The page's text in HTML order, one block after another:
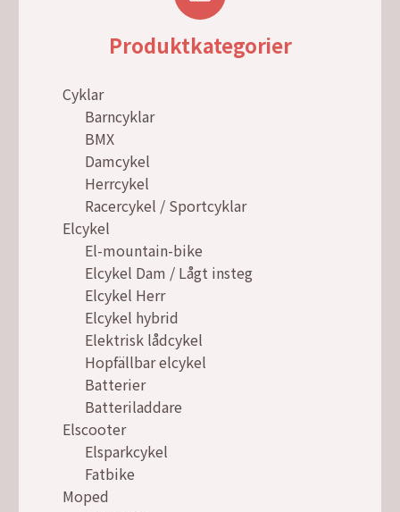
Produktkategorier
Cyklar
Barncyklar
BMX
Damcykel
Herrcykel
Racercykel / Sportcyklar
Elcykel
El-mountain-bike
Elcykel Dam / Lågt insteg
Elcykel Herr
Elcykel hybrid
Elektrisk lådcykel
Hopfällbar elcykel
Batterier
Batteriladdare
Elscooter
Elsparkcykel
Fatbike
Moped